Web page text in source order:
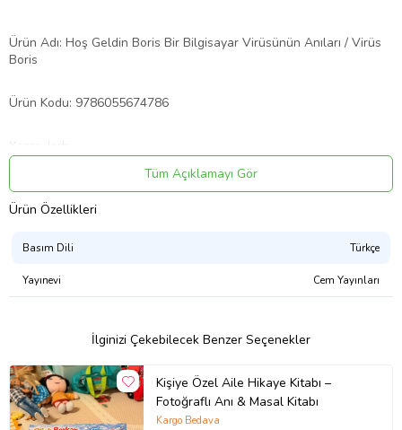
Ürün Adı: Hoş Geldin Boris Bir Bilgisayar Virüsünün Anıları / Virüs
Boris
Ürün Kodu: 9786055674786
Yazar: Jorh
Basım Yılı: 2014
Sayfa Sayısı: 32
Çevirmen:
Ürün Kodu:kcm89551152
Tüm Açıklamayı Gör
Ürün Özellikleri
Basım Dili Türkçe
Yayınevi Cem Yayınları
İlginizi Çekebilecek Benzer Seçenekler
Kişiye Özel Aile Hikaye Kitabı –
Fotoğraflı Anı & Masal Kitabı
Kargo Bedava